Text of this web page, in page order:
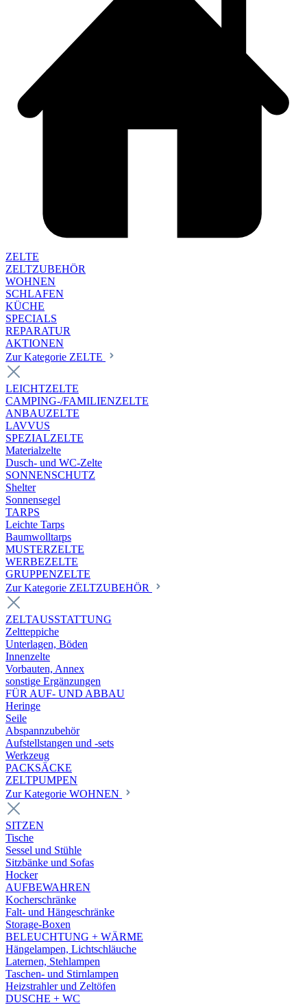
ZELTE
ZELTZUBEHÖR
WOHNEN
SCHLAFEN
KÜCHE
SPECIALS
REPARATUR
AKTIONEN
Zur Kategorie ZELTE
LEICHTZELTE
CAMPING-/FAMILIENZELTE
ANBAUZELTE
LAVVUS
SPEZIALZELTE
Materialzelte
Dusch- und WC-Zelte
SONNENSCHUTZ
Shelter
Sonnensegel
TARPS
Leichte Tarps
Baumwolltarps
MUSTERZELTE
WERBEZELTE
GRUPPENZELTE
Zur Kategorie ZELTZUBEHÖR
ZELTAUSSTATTUNG
Zeltteppiche
Unterlagen, Böden
Innenzelte
Vorbauten, Annex
sonstige Ergänzungen
FÜR AUF- UND ABBAU
Heringe
Seile
Abspannzubehör
Aufstellstangen und -sets
Werkzeug
PACKSÄCKE
ZELTPUMPEN
Zur Kategorie WOHNEN
SITZEN
Tische
Sessel und Stühle
Sitzbänke und Sofas
Hocker
AUFBEWAHREN
Kocherschränke
Falt- und Hängeschränke
Storage-Boxen
BELEUCHTUNG + WÄRME
Hängelampen, Lichtschläuche
Laternen, Stehlampen
Taschen- und Stirnlampen
Heizstrahler und Zeltöfen
DUSCHE + WC